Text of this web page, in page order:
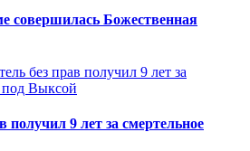
совершилась Божественная
получил 9 лет за смертельное